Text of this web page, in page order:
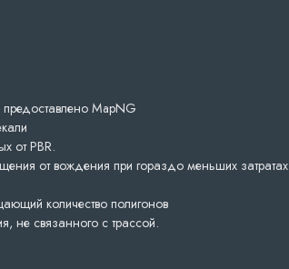
MapNG
от PBR.
от вождения при гораздо меньших затратах
количество полигонов
не связанного с трассой.